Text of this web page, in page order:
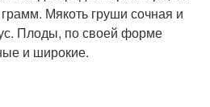
Мякоть груши сочная и
Плоды, по своей форме
и широкие.